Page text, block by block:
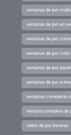
ventanas de pvc
ventanas de pvc en
ventanas de pvc
ventanas de pvc color
ventanas de pvc
ventanas de pvc a
ventanas correderas
ventana corredera de
vallas de pvc baratas